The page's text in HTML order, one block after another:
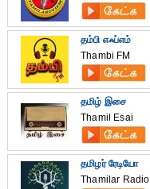
தம்பி எஃப்எம்
Thambi FM
தமிழ் இசை
Thamil Esai
தமிழர் ரேடியோ
Thamilar Radio